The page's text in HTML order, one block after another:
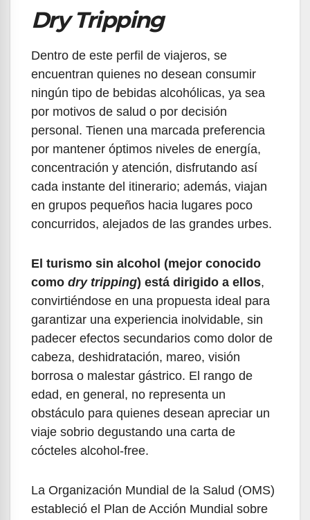
Dry Tripping
Dentro de este perfil de viajeros, se
encuentran quienes no desean consumir
ningún tipo de bebidas alcohólicas, ya sea
por motivos de salud o por decisión
personal. Tienen una marcada preferencia
por mantener óptimos niveles de energía,
concentración y atención, disfrutando así
cada instante del itinerario; además, viajan
en grupos pequeños hacia lugares poco
concurridos, alejados de las grandes urbes.
El turismo sin alcohol (mejor conocido
como dry tripping) está dirigido a ellos,
convirtiéndose en una propuesta ideal para
garantizar una experiencia inolvidable, sin
padecer efectos secundarios como dolor de
cabeza, deshidratación, mareo, visión
borrosa o malestar gástrico. El rango de
edad, en general, no representa un
obstáculo para quienes desean apreciar un
viaje sobrio degustando una carta de
cócteles alcohol-free.
La Organización Mundial de la Salud (OMS)
estableció el Plan de Acción Mundial sobre